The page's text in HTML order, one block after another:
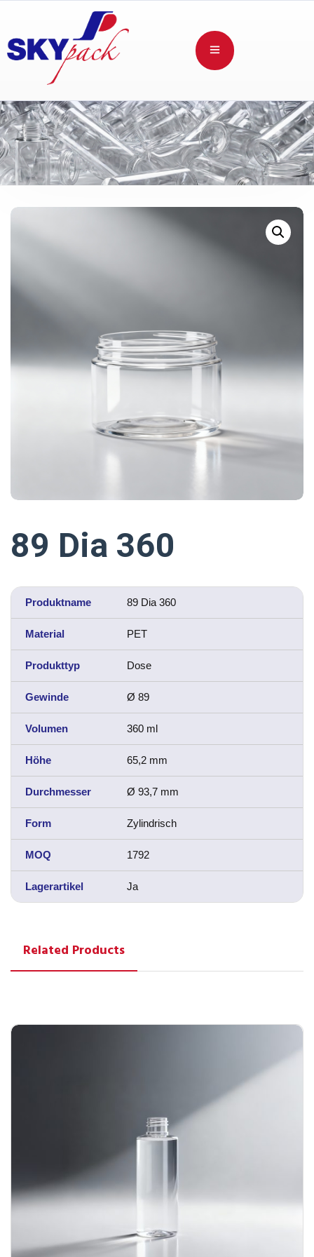
89 Dia 360
Produktname 89 Dia 360
Material PET
Produkttyp Dose
Gewinde Ø 89
Volumen 360 ml
Höhe 65,2 mm
Durchmesser Ø 93,7 mm
Form Zylindrisch
MOQ 1792
Lagerartikel Ja
Related Products